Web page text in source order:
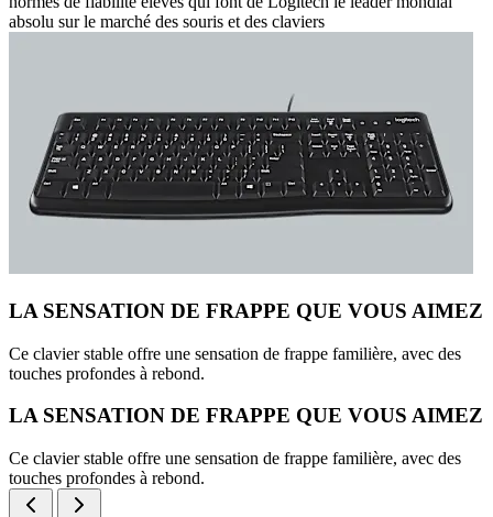
absolu sur le marché des souris et des claviers
LA SENSATION DE FRAPPE QUE VOUS AIMEZ
Ce clavier stable offre une sensation de frappe familière, avec des
touches profondes à rebond.
LA SENSATION DE FRAPPE QUE VOUS AIMEZ
Ce clavier stable offre une sensation de frappe familière, avec des
touches profondes à rebond.